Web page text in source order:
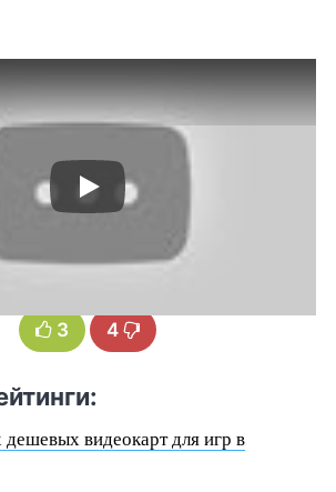
3 4
видеокарт для игр в